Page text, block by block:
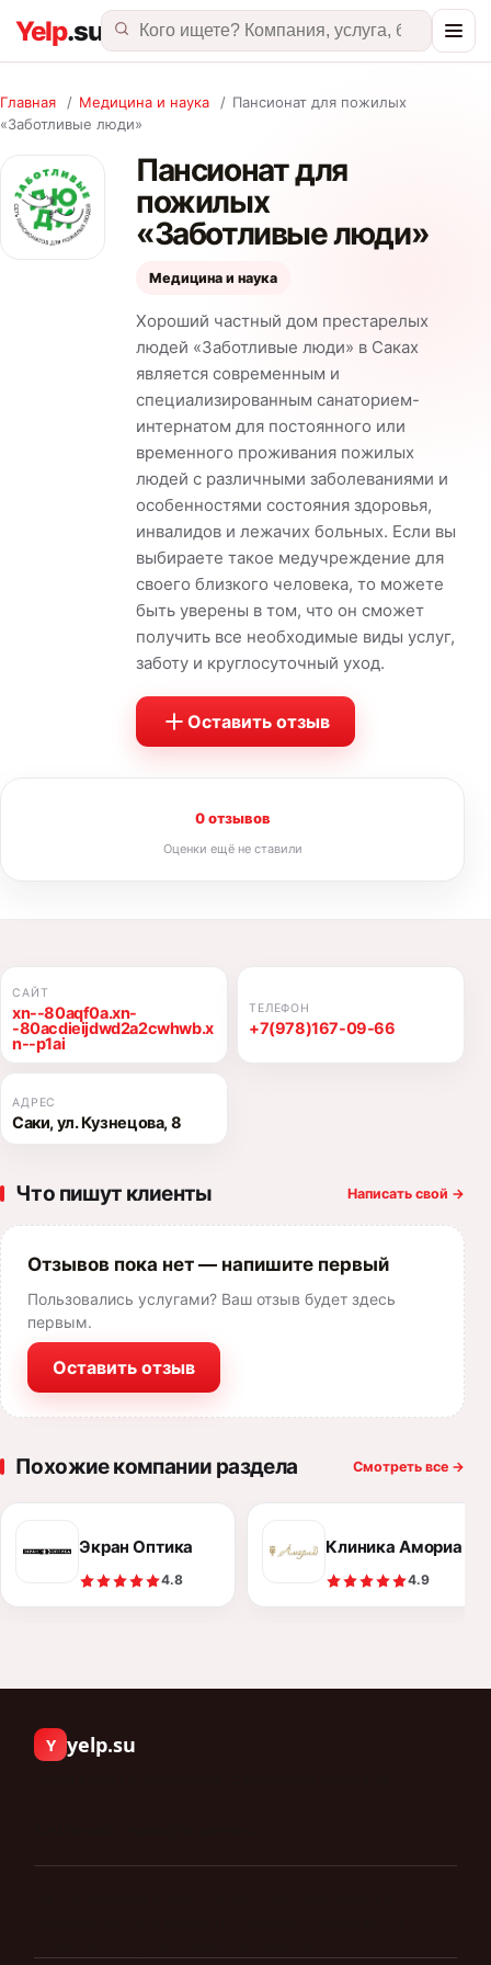
Главная / Медицина и наука / Пансионат для пожилых
«Заботливые люди»
Пансионат для
пожилых
«Заботливые люди»
Медицина и наука
Хороший частный дом престарелых
людей «Заботливые люди» в Саках
является современным и
специализированным санаторием-
интернатом для постоянного или
временного проживания пожилых
людей с различными заболеваниями и
особенностями состояния здоровья,
инвалидов и лежачих больных. Если вы
выбираете такое медучреждение для
своего близкого человека, то можете
быть уверены в том, что он сможет
получить все необходимые виды услуг,
заботу и круглосуточный уход.
Оставить отзыв
0 отзывов
Оценки ещё не ставили
САЙТ
xn--80aqf0a.xn-
-80acdieijdwd2a2cwhwb.x
n--p1ai
ТЕЛЕФОН
+7(978)167-09-66
АДРЕС
Саки, ул. Кузнецова, 8
Что пишут клиенты Написать свой →
Отзывов пока нет — напишите первый
Пользовались услугами? Ваш отзыв будет здесь
первым.
Оставить отзыв
Похожие компании раздела Смотреть все →
Экран Оптика
4.8
Клиника Амориа
4.9
Y yelp.su